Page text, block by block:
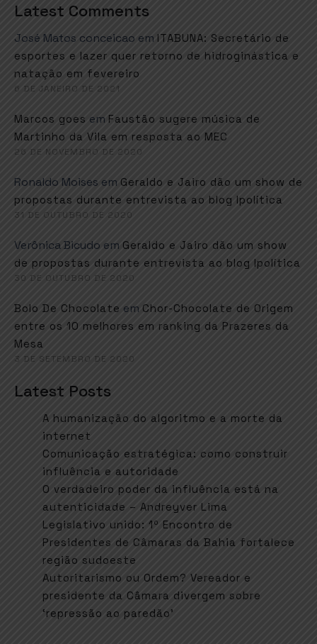
Latest Comments
José Matos conceicao em ITABUNA: Secretário de
esportes e lazer quer retorno de hidroginástica e
natação em fevereiro
6 DE JANEIRO DE 2021
Marcos goes em Faustão sugere música de
Martinho da Vila em resposta ao MEC
26 DE NOVEMBRO DE 2020
Ronaldo Moises em Geraldo e Jairo dão um show de
propostas durante entrevista ao blog Ipolítica
31 DE OUTUBRO DE 2020
Verônica Bicudo em Geraldo e Jairo dão um show
de propostas durante entrevista ao blog Ipolítica
30 DE OUTUBRO DE 2020
Bolo De Chocolate em Chor-Chocolate de Origem
entre os 10 melhores em ranking da Prazeres da
Mesa
3 DE SETEMBRO DE 2020
Latest Posts
A humanização do algoritmo e a morte da
internet
Comunicação estratégica: como construir
influência e autoridade
O verdadeiro poder da influência está na
autenticidade – Andreyver Lima
Legislativo unido: 1º Encontro de
Presidentes de Câmaras da Bahia fortalece
região sudoeste
Autoritarismo ou Ordem? Vereador e
presidente da Câmara divergem sobre
‘repressão ao paredão’